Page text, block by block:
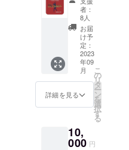
セージ
動画・
チーム
特製ハ
ンカチ
を１枚
送らせ
ていた
だきま
す。 ※
動画は
メール
して送
らせて
者：
8人
お届
け予
定：
2023
年09
月
詳細を見る
こ
の
リ
タ
ー
ン
を
選
択
す
る
10,
000 円